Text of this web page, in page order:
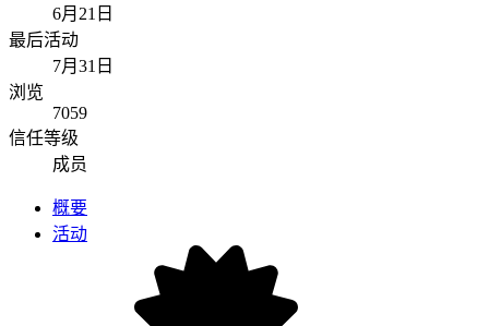
6月21日
最后活动
7月31日
浏览
7059
信任等级
成员
概要
活动